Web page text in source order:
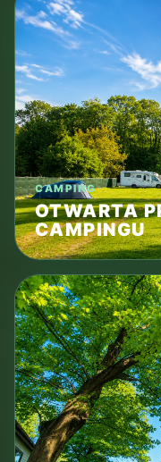
CAMPING
OTWARTA
CAMPINGU